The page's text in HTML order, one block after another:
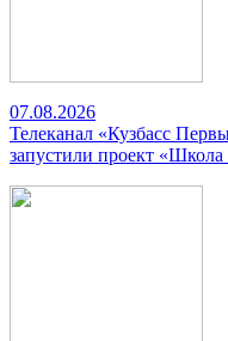
07.08.2026
Телеканал «Кузбасс
запустили проект «Школа